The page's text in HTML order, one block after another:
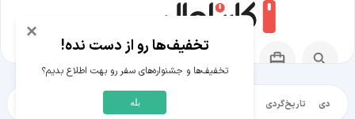
تاریخ‌گردی مقالات آموزشی
×
تخفیف‌ها رو از دست نده!
تخفیف‌ها و جشنواره‌های سفر رو بهت اطلاع بدیم؟
بله